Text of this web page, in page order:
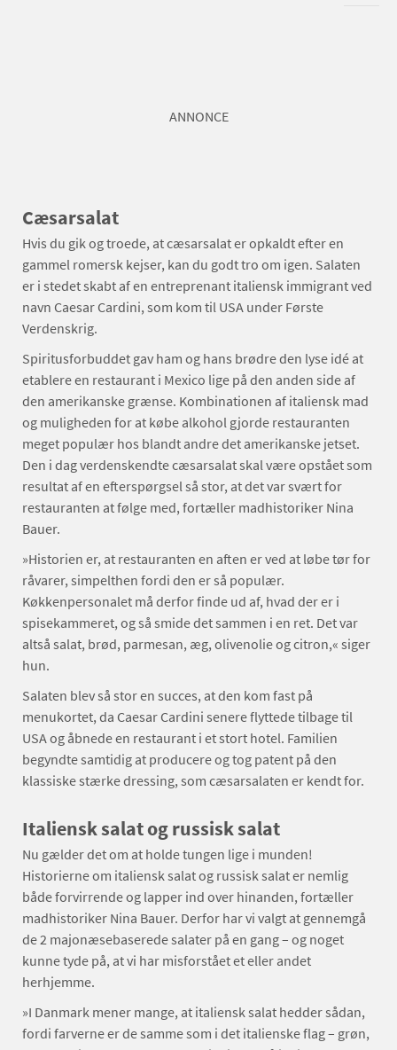
ANNONCE
Cæsarsalat
Hvis du gik og troede, at cæsarsalat er opkaldt efter en
gammel romersk kejser, kan du godt tro om igen. Salaten
er i stedet skabt af en entreprenant italiensk immigrant ved
navn Caesar Cardini, som kom til USA under Første
Verdenskrig.
Spiritusforbuddet gav ham og hans brødre den lyse idé at
etablere en restaurant i Mexico lige på den anden side af
den amerikanske grænse. Kombinationen af italiensk mad
og muligheden for at købe alkohol gjorde restauranten
meget populær hos blandt andre det amerikanske jetset.
Den i dag verdenskendte cæsarsalat skal være opstået som
resultat af en efterspørgsel så stor, at det var svært for
restauranten at følge med, fortæller madhistoriker Nina
Bauer.
»Historien er, at restauranten en aften er ved at løbe tør for
råvarer, simpelthen fordi den er så populær.
Køkkenpersonalet må derfor finde ud af, hvad der er i
spisekammeret, og så smide det sammen i en ret. Det var
altså salat, brød, parmesan, æg, olivenolie og citron,« siger
hun.
Salaten blev så stor en succes, at den kom fast på
menukortet, da Caesar Cardini senere flyttede tilbage til
USA og åbnede en restaurant i et stort hotel. Familien
begyndte samtidig at producere og tog patent på den
klassiske stærke dressing, som cæsarsalaten er kendt for.
Italiensk salat og russisk salat
Nu gælder det om at holde tungen lige i munden!
Historierne om italiensk salat og russisk salat er nemlig
både forvirrende og lapper ind over hinanden, fortæller
madhistoriker Nina Bauer. Derfor har vi valgt at gennemgå
de 2 majonæsebaserede salater på en gang – og noget
kunne tyde på, at vi har misforstået et eller andet
herhjemme.
»I Danmark mener mange, at italiensk salat hedder sådan,
fordi farverne er de samme som i det italienske flag – grøn,